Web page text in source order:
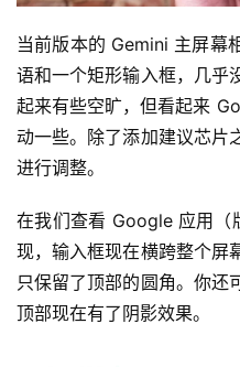
当前版本的 Gemini 主屏幕
语和一个矩形输入框，几乎
起来有些空旷，但看起来
动一些。除了添加建议芯片
进行调整。
在我们查看 Google 应用（
现，输入框现在横跨整个屏
只保留了顶部的圆角。你还
顶部现在有了阴影效果。